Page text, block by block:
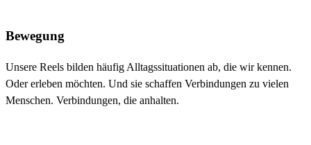
Bewegung
Unsere Reels bilden häufig Alltagssituationen ab, die wir kennen.
Oder erleben möchten. Und sie schaffen Verbindungen zu vielen
Menschen. Verbindungen, die anhalten.